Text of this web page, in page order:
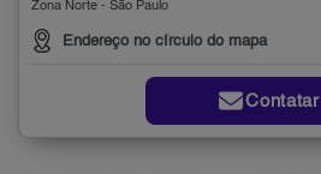
Zona Norte - São Paulo
Endereço no círculo do mapa
Contatar